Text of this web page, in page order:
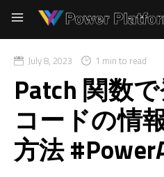
July 8, 2023 1 min to read
Patch 関数
コードの情
方法